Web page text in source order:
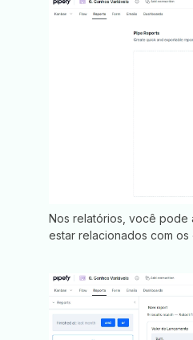
Nos relatórios, você pode
estar relacionados com